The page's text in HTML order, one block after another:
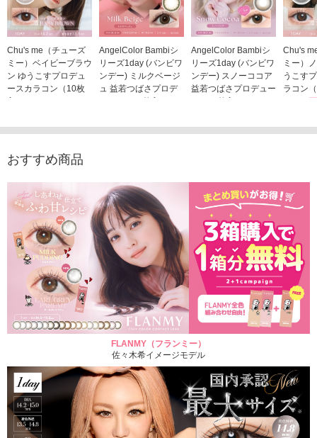
Chu's me（チューズ
ミー）ベイビーブラウ
ン ゆうこすプロデュ
ースカラコン（10枚
AngelColor Bambiシ
リーズ1day (バンビワ
ンデー) ミルクベージ
ュ 益若つばさプロデ
AngelColor Bambiシ
リーズ1day (バンビワ
ンデー) スノーココア
益若つばさプロデュー
Chu's
ミー）
うこす
ラコン
おすすめ商品
FLANMY（フランミー）
佐々木希イメージモデル